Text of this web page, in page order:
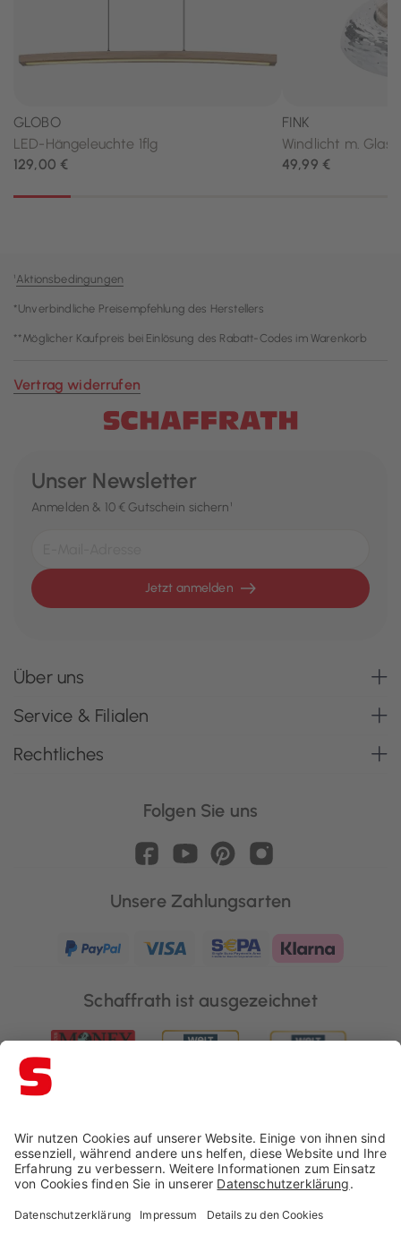
¹Aktionsbedingungen
*Unverbindliche Preisempfehlung des Herstellers
**Möglicher Kaufpreis bei Einlösung des Rabatt-Codes im Warenkorb
Vertrag widerrufen
Unser Newsletter
Anmelden & 10 € Gutschein sichern¹
Jetzt anmelden
Über uns
Service & Filialen
Rechtliches
Folgen Sie uns
Unsere Zahlungsarten
Schaffrath ist ausgezeichnet